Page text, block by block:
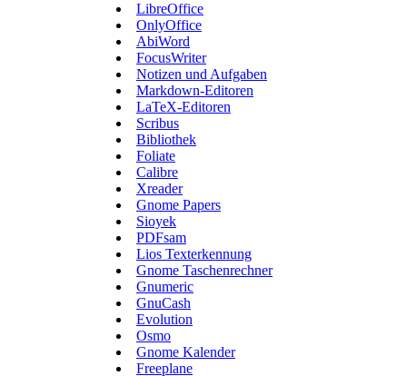
LibreOffice
OnlyOffice
AbiWord
FocusWriter
Notizen und Aufgaben
Markdown-Editoren
LaTeX-Editoren
Scribus
Bibliothek
Foliate
Calibre
Xreader
Gnome Papers
Sioyek
PDFsam
Lios Texterkennung
Gnome Taschenrechner
Gnumeric
GnuCash
Evolution
Osmo
Gnome Kalender
Freeplane